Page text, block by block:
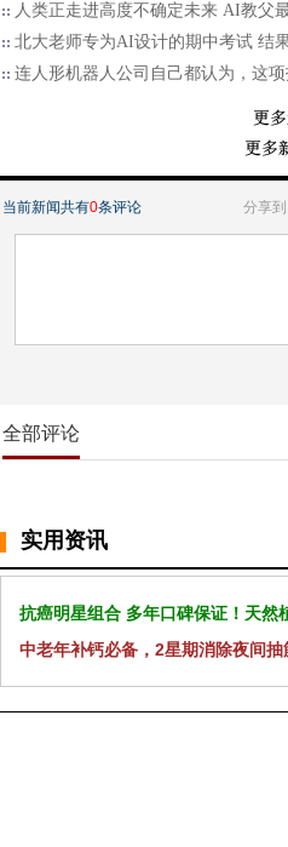
人类正走进高度不确定未来 AI教父
北大老师专为AI设计的期中考试 结
连人形机器人公司自己都认为，这
当前新闻共有0条评论 分享到
全部评论
实用资讯
抗癌明星组合 多年口碑保证！天然
中老年补钙必备，2星期消除夜间